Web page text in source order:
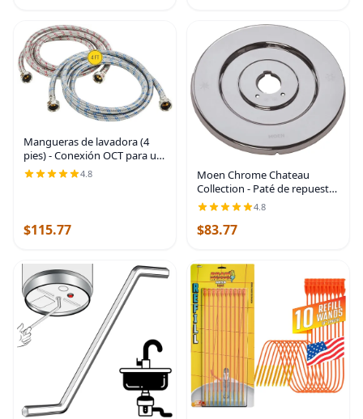
Mangueras de lavadora (4
pies) - Conexión OCT para un
ajuste fácil y seguro - Ajuste
universal para todas las
4.8
$115.77
Moen Chrome Chateau
Collection - Paté de repuesto
para grifos de bañera y
ducha con un solo mango,
16090
4.8
$83.77